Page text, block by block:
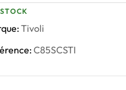
Tivoli
C85SCSTI